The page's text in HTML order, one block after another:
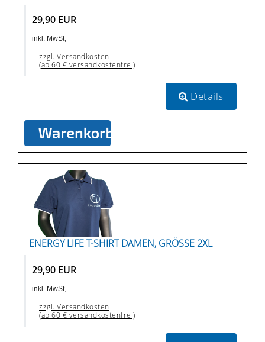
29,90 EUR
inkl. MwSt,
zzgl. Versandkosten
(ab 60 € versandkostenfrei)
Details
ENERGY LIFE T-SHIRT DAMEN, GRÖSSE 2XL
29,90 EUR
inkl. MwSt,
zzgl. Versandkosten
(ab 60 € versandkostenfrei)